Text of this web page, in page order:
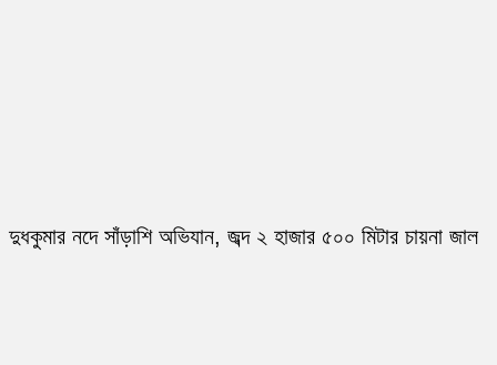
দুধকুমার নদে সাঁড়াশি অভিযান, জব্দ ২ হাজার ৫০০ মিটার চায়না জাল